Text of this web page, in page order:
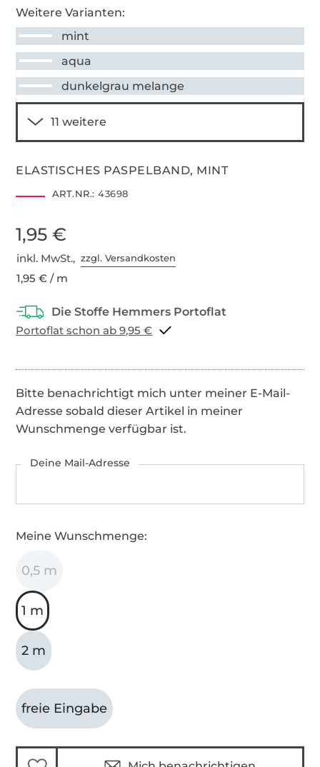
Weitere Varianten:
mint
aqua
dunkelgrau melange
ELASTISCHES PASPELBAND, MINT
ART.NR.: 43698
1,95 €
inkl. MwSt.,zzgl. Versandkosten
1,95 € / m
Portoflat schon ab 9,95 €
Bitte benachrichtigt mich unter meiner E-Mail-
Adresse sobald dieser Artikel in meiner
Wunschmenge verfügbar ist.
Deine Mail-Adresse
Meine Wunschmenge:
0,5 m
1 m
2 m
freie Eingabe